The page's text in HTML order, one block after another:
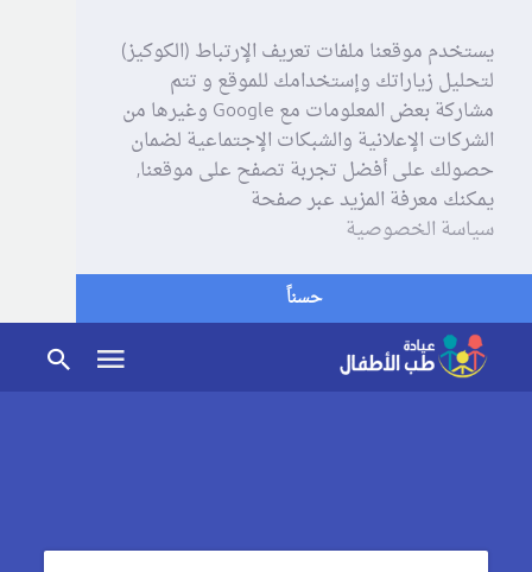
يستخدم موقعنا ملفات تعريف الإرتباط (الكوكيز)
لتحليل زياراتك وإستخدامك للموقع و تتم
مشاركة بعض المعلومات مع Google وغيرها من
الشركات الإعلانية والشبكات الإجتماعية لضمان
حصولك على أفضل تجربة تصفح على موقعنا,
يمكنك معرفة المزيد عبر صفحة
سياسة الخصوصية
حسناً